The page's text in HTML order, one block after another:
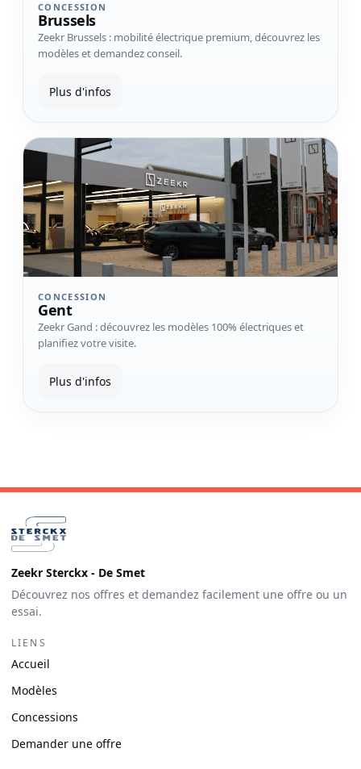
CONCESSION
Brussels
Zeekr Brussels : mobilité électrique premium, découvrez les
modèles et demandez conseil.
Plus d'infos
Voir la concession Gent
CONCESSION
Gent
Zeekr Gand : découvrez les modèles 100% électriques et
planifiez votre visite.
Plus d'infos
Zeekr Sterckx - De Smet
Découvrez nos offres et demandez facilement une offre ou un
essai.
LIENS
Accueil
Modèles
Concessions
Demander une offre